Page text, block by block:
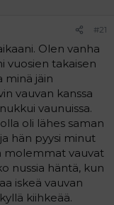
#21
Olen vanha
vuosien takaisen
minä jäin
vauvan kanssa
vaunuissa.
oli lähes saman
hän pyysi minut
molemmat vauvat
nussia häntä, kun
iskeä vauvan
kiihkeää.